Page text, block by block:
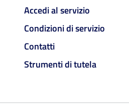
Accedi al servizio
Condizioni di servizio
Contatti
Strumenti di tutela